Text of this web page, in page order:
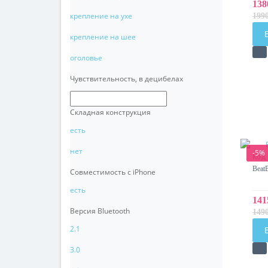
крепление на ухе
крепление на шее
оголовье
Чувствительность, в децибелах
Складная конструкция
есть
нет
Совместимость с iPhone
есть
Версия Bluetooth
2.1
3.0
-5%
Код